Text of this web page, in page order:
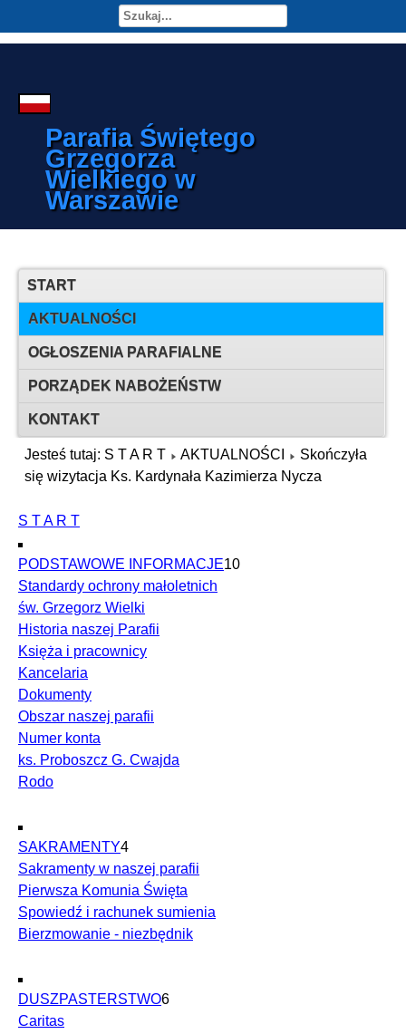
Parafia Świętego
Grzegorza
Wielkiego w
Warszawie
START
AKTUALNOŚCI
OGŁOSZENIA PARAFIALNE
PORZĄDEK NABOŻEŃSTW
KONTAKT
Jesteś tutaj: S T A R T AKTUALNOŚCI
Skończyła
się wizytacja Ks. Kardynała Kazimierza Nycza
S T A R T
PODSTAWOWE INFORMACJE10
Standardy ochrony małoletnich
św. Grzegorz Wielki
Historia naszej Parafii
Księża i pracownicy
Kancelaria
Dokumenty
Obszar naszej parafii
Numer konta
ks. Proboszcz G. Cwajda
Rodo
SAKRAMENTY4
Sakramenty w naszej parafii
Pierwsza Komunia Święta
Spowiedź i rachunek sumienia
Bierzmowanie - niezbędnik
DUSZPASTERSTWO6
Caritas